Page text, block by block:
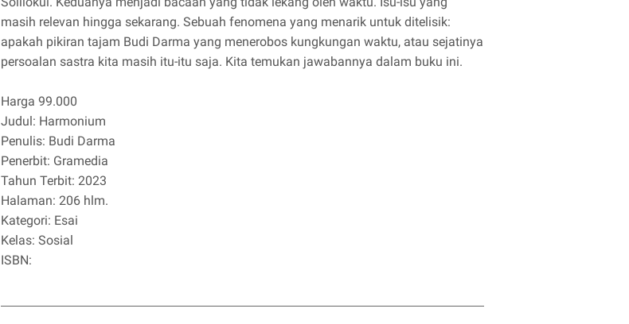
masih relevan hingga sekarang. Sebuah fenomena yang menarik untuk ditelisik:
apakah pikiran tajam Budi Darma yang menerobos kungkungan waktu, atau sejatinya
persoalan sastra kita masih itu-itu saja. Kita temukan jawabannya dalam buku ini.
Harga 99.000
Judul: Harmonium
Penulis: Budi Darma
Penerbit: Gramedia
Tahun Terbit: 2023
Halaman: 206 hlm.
Kategori: Esai
Kelas: Sosial
ISBN: